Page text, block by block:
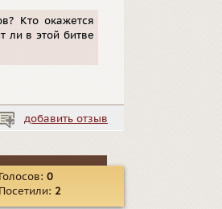
Кто окажется
ли в этой битве
добавить отзыв
Голосов: 0
Посетили: 2